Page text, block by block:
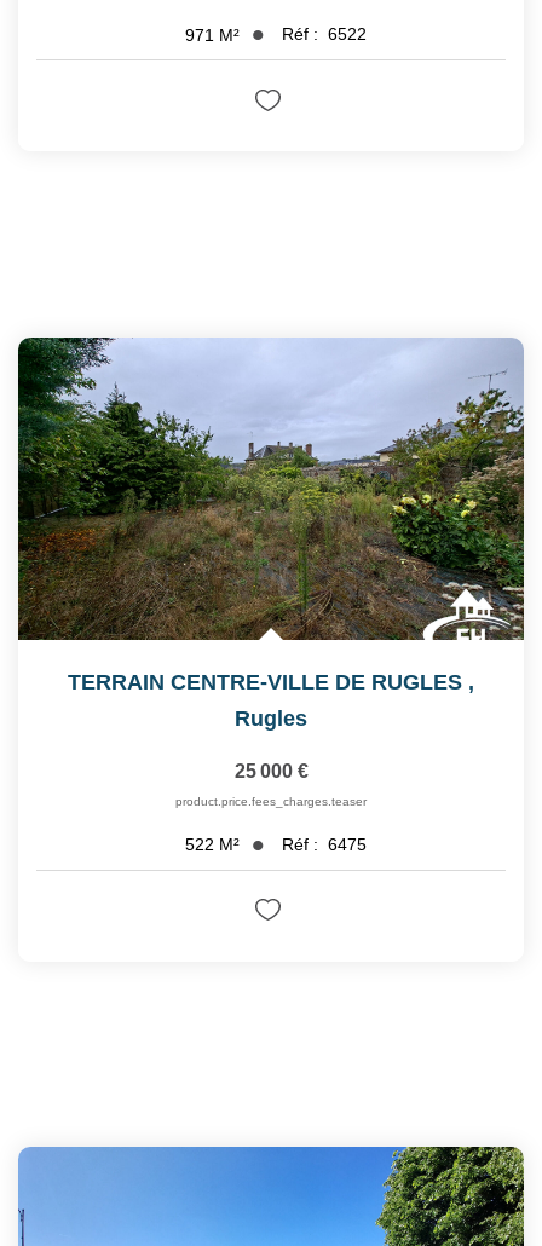
971 M² Réf : 6522
TERRAIN CENTRE-VILLE DE RUGLES ,
Rugles
25 000 €
product.price.fees_charges.teaser
522 M² Réf : 6475